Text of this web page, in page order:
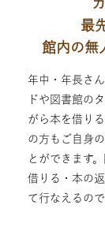
最
館内の無
年中・年長さ
ドや図書館の
がら本を借り
の方もご自身
とができます
借りる・本の
て行なえるので